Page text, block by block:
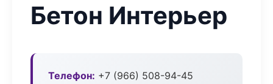
Бетон Интерьер
Телефон: +7 (966) 508-94-45